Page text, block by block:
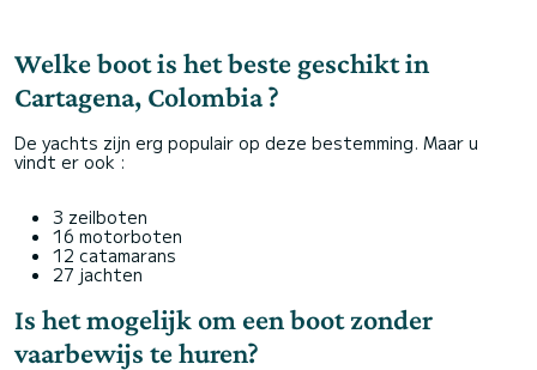
Welke boot is het beste geschikt in
Cartagena, Colombia ?
De yachts zijn erg populair op deze bestemming. Maar u
vindt er ook :
3 zeilboten
16 motorboten
12 catamarans
27 jachten
Is het mogelijk om een boot zonder
vaarbewijs te huren?